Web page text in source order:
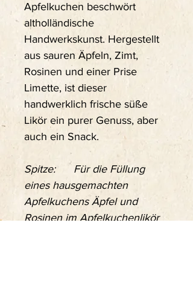
Apfelkuchen beschwört
altholländische
Handwerkskunst. Hergestellt
aus sauren Äpfeln, Zimt,
Rosinen und einer Prise
Limette, ist dieser
handwerklich frische süße
Likör ein purer Genuss, aber
auch ein Snack.
Spitze:
Für die Füllung
eines hausgemachten
Apfelkuchens Äpfel und
Rosinen im Apfelkuchenlikör